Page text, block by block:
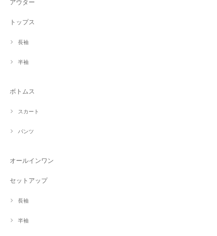
アウター
トップス
長袖
半袖
ボトムス
スカート
パンツ
オールインワン
セットアップ
長袖
半袖